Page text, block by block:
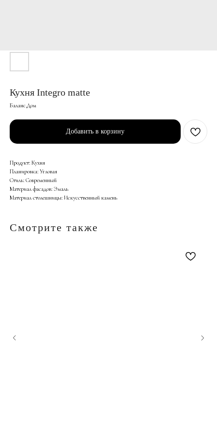
Кухня Integro matte
Баланс.Дом
Добавить в корзину
Продукт: Кухня
Планировка: Угловая
Стиль: Современный
Материал фасадов: Эмаль
Материал столешницы: Искусственный камень
Смотрите также